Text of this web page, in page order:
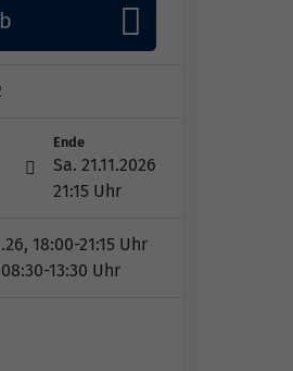
Ende
Sa. 21.11.2026
21:15 Uhr
18:00-21:15 Uhr
13:30 Uhr